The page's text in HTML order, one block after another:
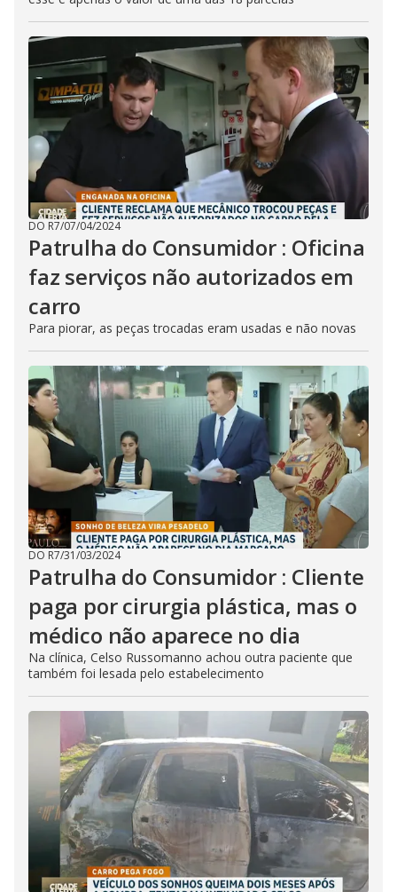
DO R7/07/04/2024
Patrulha do Consumidor : Oficina
faz serviços não autorizados em
carro
Para piorar, as peças trocadas eram usadas e não novas
DO R7/31/03/2024
Patrulha do Consumidor : Cliente
paga por cirurgia plástica, mas o
médico não aparece no dia
Na clínica, Celso Russomanno achou outra paciente que
também foi lesada pelo estabelecimento